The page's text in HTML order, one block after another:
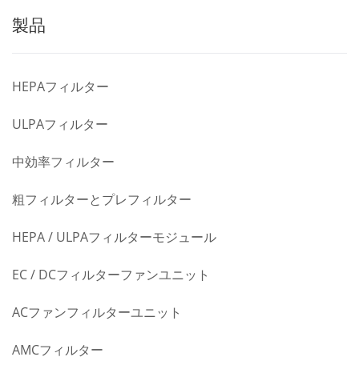
製品
HEPAフィルター
ULPAフィルター
中効率フィルター
粗フィルターとプレフィルター
HEPA / ULPAフィルターモジュール
EC / DCフィルターファンユニット
ACファンフィルターユニット
AMCフィルター